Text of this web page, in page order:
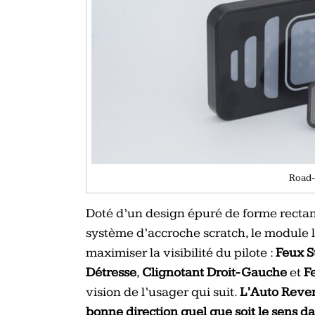
Doté d’un design épuré de forme
système d’accroche scratch, le
maximiser la visibilité du pilote :Feux
Détresse, Clignotant Droit- Gaucheet
vision de l’usager qui suit.L’Auto
bonne direction quel que soit le sens